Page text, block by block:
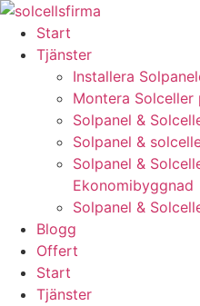
Skip
content
Start
Tjänster
Installera
Montera Solceller
Solpanel &
Solpanel &
Solpanel &
Ekonomibyggnad
Solpanel &
Blogg
Offert
Start
Tjänster